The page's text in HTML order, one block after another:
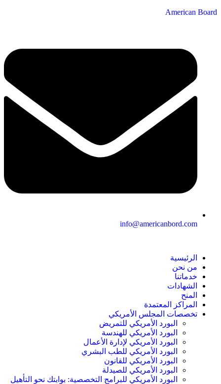
American Board
info@americanbord.com
الرئيسية
من نحن
خدماتنا
الشهادات
المنح
المراكز المعتمدة
تخصصات المجلس الأمريكي
البورد الأمريكي للتمريض
البورد الأمريكي للهندسة
البورد الأمريكي لإدارة الأعمال
البورد الأمريكي للطب البشري
البورد الأمريكي للقانون
البورد الأمريكي للصيدلة
البورد الأمريكي للبرامج التخصصية: بوابتك نحو التأهيل